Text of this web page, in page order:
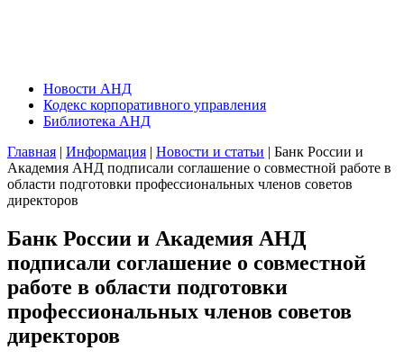
Новости АНД
Кодекс корпоративного управления
Библиотека АНД
Главная | Информация | Новости и статьи | Банк России и
Академия АНД подписали соглашение о совместной работе в
области подготовки профессиональных членов советов
директоров
Банк России и Академия АНД
подписали соглашение о совместной
работе в области подготовки
профессиональных членов советов
директоров